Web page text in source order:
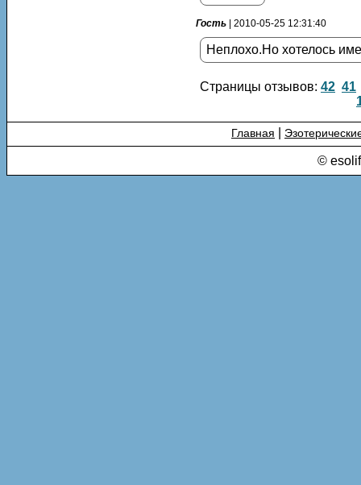
Гость | 2010-05-25 12:31:40
Неплохо.Но хотелось
Страницы отзывов: 42 41
Главная
©